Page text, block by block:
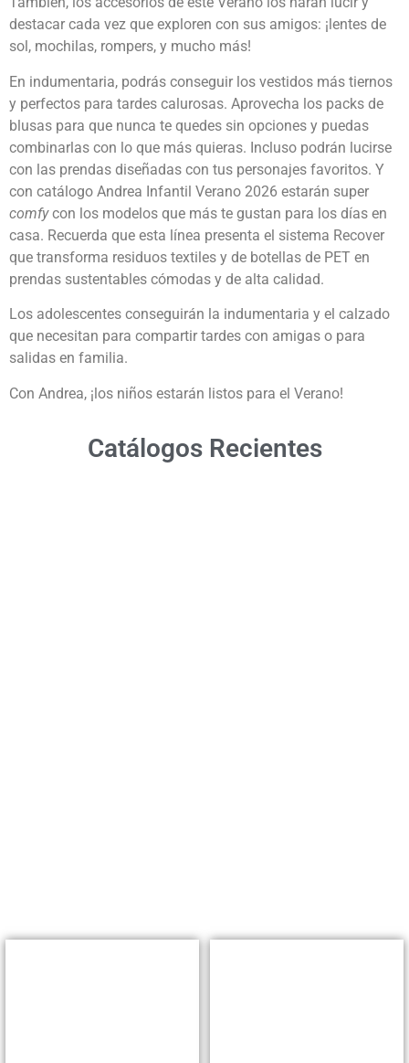
destacar cada vez que exploren con sus amigos: ¡lentes de
sol, mochilas, rompers, y mucho más!
En indumentaria, podrás conseguir los vestidos más tiernos
y perfectos para tardes calurosas. Aprovecha los packs de
blusas para que nunca te quedes sin opciones y puedas
combinarlas con lo que más quieras. Incluso podrán lucirse
con las prendas diseñadas con tus personajes favoritos. Y
con catálogo Andrea Infantil Verano 2026 estarán super
comfycon los modelos que más te gustan para los días en
casa. Recuerda que esta línea presenta el sistema Recover
que transforma residuos textiles y de botellas de PET en
prendas sustentables cómodas y de alta calidad.
Los adolescentes conseguirán la indumentaria y el calzado
que necesitan para compartir tardes con amigas o para
salidas en familia.
Con Andrea, ¡los niños estarán listos para el Verano!
Catálogos Recientes